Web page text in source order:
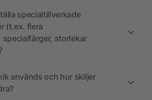
specialtillverkade
(t.ex. flera
storlekar
används och hur skiljer